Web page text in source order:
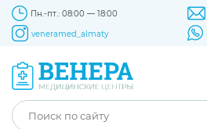
Пн.-пт.: 08:00 — 18:00
veneramed_almaty